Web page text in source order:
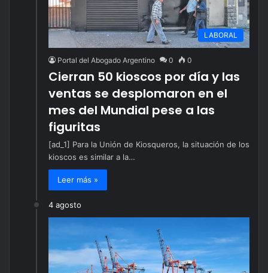
LABORAL
Portal del Abogado Argentino 0 0
Cierran 50 kioscos por día y las
ventas se desplomaron en el
mes del Mundial pese a las
figuritas
[ad_1] Para la Unión de Kiosqueros, la situación de los
kioscos es similar a la…
Leer más »
4 agosto